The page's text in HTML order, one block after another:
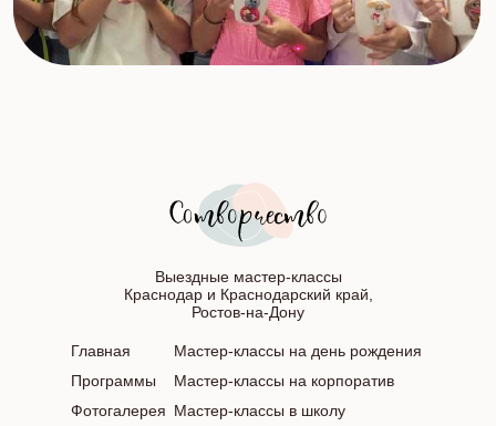
Выездные мастер-классы
Краснодар и Краснодарский край,
Ростов-на-Дону
Главная
Программы
Фотогалерея
Мастер-классы на день рождения
Мастер-классы на корпоратив
Мастер-классы в школу